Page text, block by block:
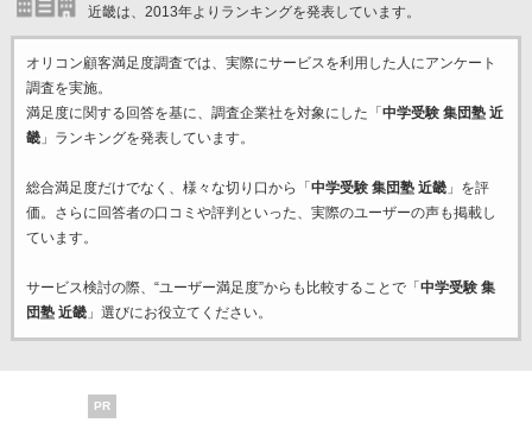
近畿は、2013年よりランキングを発表しています。
オリコン顧客満足度調査では、実際にサービスを利用した 人にアンケート
調査を実施。
満足度に関する回答を基に、調査企業社を対象にした「 中学受験 集団塾 近
畿」ランキングを発表しています。
総合満足度だけでなく、様々な切り口から「 中学受験 集団塾 近畿」を評
価。さらに回答者の口コミや評判といった、実際のユーザーの声も掲載し
ています。
サービス検討の際、“ユーザー満足度”からも比較することで「 中学受験 集
団塾 近畿」選びにお役立てください。
PR